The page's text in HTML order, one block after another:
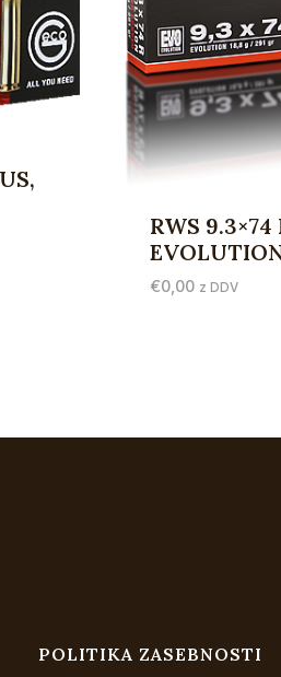
RWS 9.3×74
€0,00 z DDV
POLITIKA ZASEBNOSTI